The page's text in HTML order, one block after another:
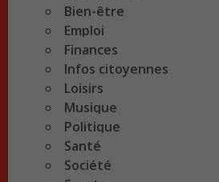
Bien-être
Emploi
Finances
Infos citoyennes
Loisirs
Musique
Politique
Santé
Société